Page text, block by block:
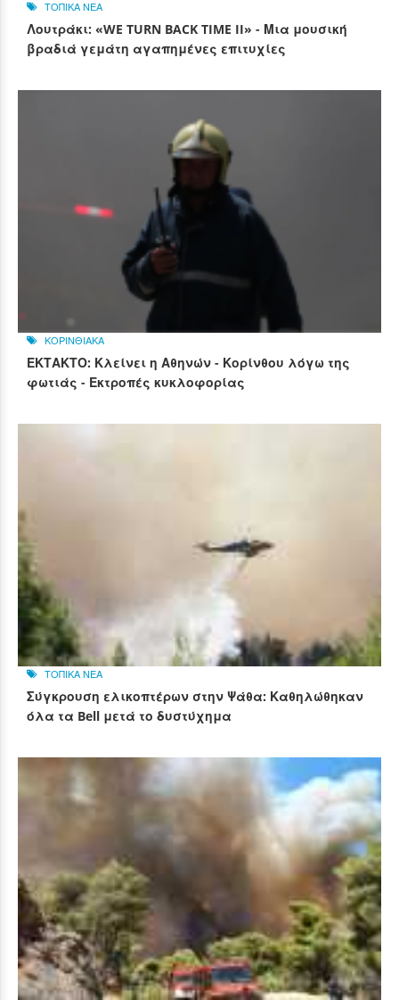
ΤΟΠΙΚΑ ΝΕΑ
Λουτράκι: «WE TURN BACK TIME II» - Μια μουσική
βραδιά γεμάτη αγαπημένες επιτυχίες
ΚΟΡΙΝΘΙΑΚΑ
ΕΚΤΑΚΤΟ: Κλείνει η Αθηνών - Κορίνθου λόγω της
φωτιάς - Εκτροπές κυκλοφορίας
ΤΟΠΙΚΑ ΝΕΑ
Σύγκρουση ελικοπτέρων στην Ψάθα: Καθηλώθηκαν
όλα τα Bell μετά το δυστύχημα